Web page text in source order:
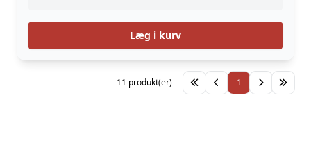
Læg i kurv
1
11 produkt(er)